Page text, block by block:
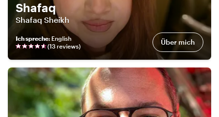
Shafaq
Shafaq Sheikh
Ich spreche: English
(13 reviews) Über mich